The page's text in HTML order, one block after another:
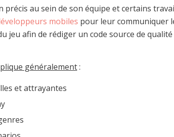
précis au sein de son équipe et certains
mobiles pour leur communiquer
jeu afin de rédiger un code source de
généralement:
et attrayantes